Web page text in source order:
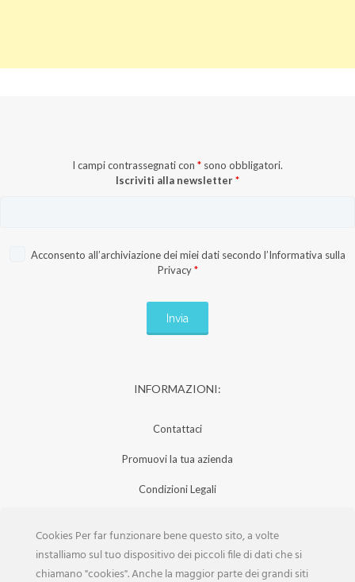
I campi contrassegnati con * sono obbligatori.
Iscriviti alla newsletter*
Acconsento all’archiviazione dei miei dati secondo l’Informativa sulla
Privacy *
INFORMAZIONI:
Contattaci
Promuovi la tua azienda
Condizioni Legali
Iscrizione Aziende
Scarica la Rivista
Cookies Per far funzionare bene questo sito, a volte
installiamo sul tuo dispositivo dei piccoli file di dati che si
chiamano "cookies". Anche la maggior parte dei grandi siti